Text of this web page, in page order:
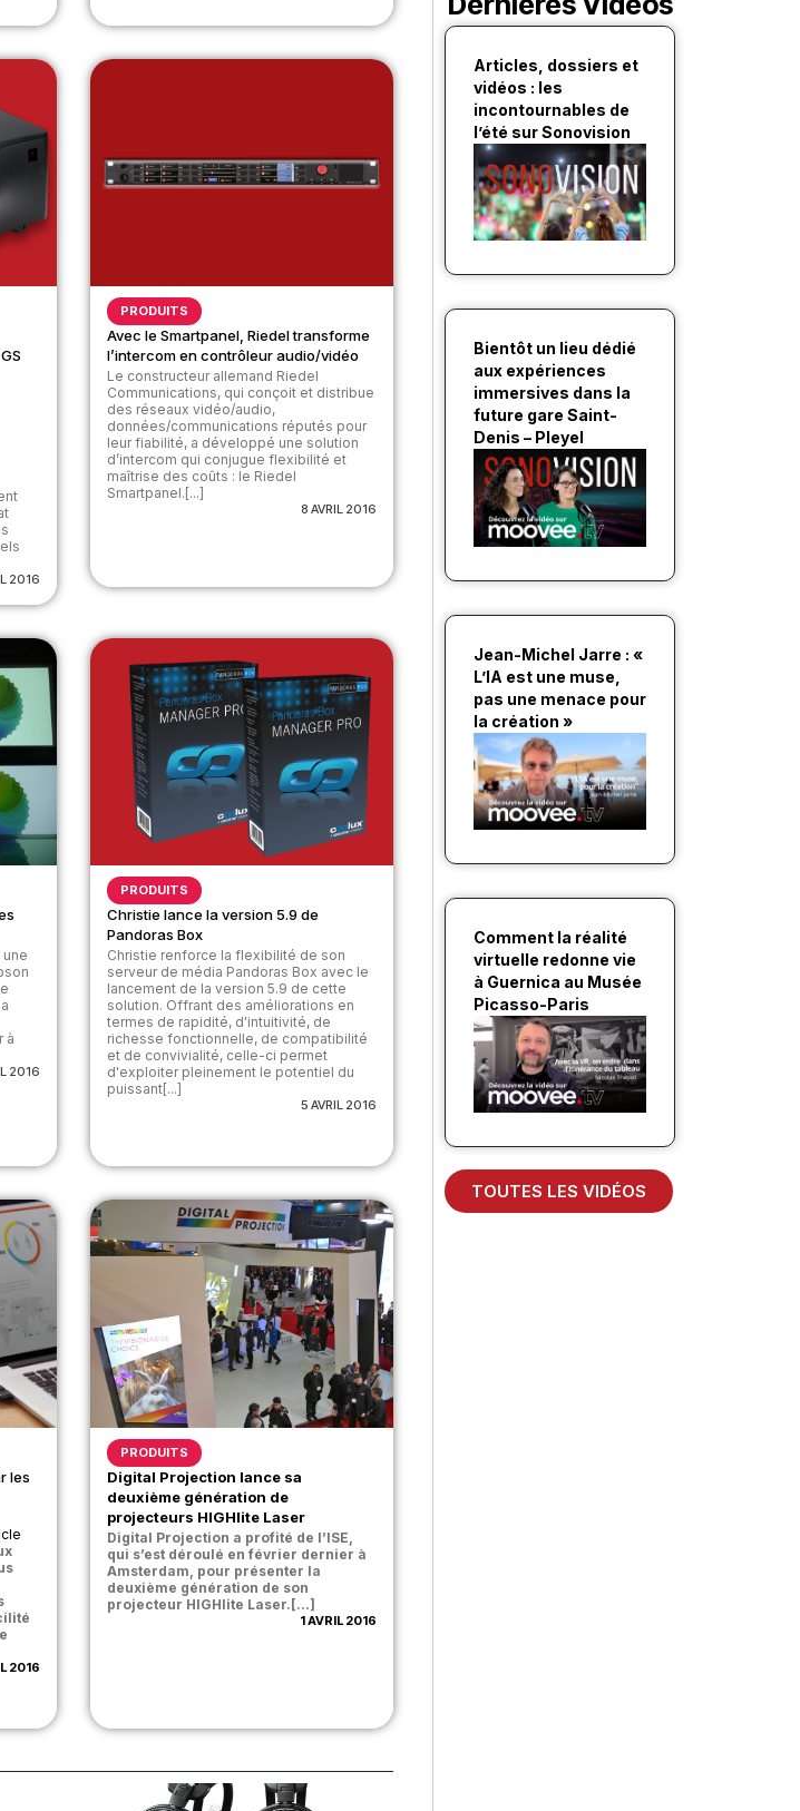
2016
PRODUITS
Avec le Smartpanel, Riedel transforme
l’intercom en contrôleur audio/vidéo
Le constructeur allemand Riedel
Communications, qui conçoit et distribue
des réseaux vidéo/audio,
données/communications réputés pour
leur fiabilité, a développé une solution
d’intercom qui conjugue flexibilité et
maîtrise des coûts : le Riedel
Smartpanel.[...]
8 AVRIL 2016
à
2016
PRODUITS
Christie lance la version 5.9 de
Pandoras Box
Christie renforce la flexibilité de son
serveur de média Pandoras Box avec le
lancement de la version 5.9 de cette
solution. Offrant des améliorations en
termes de rapidité, d'intuitivité, de
richesse fonctionnelle, de compatibilité
et de convivialité, celle-ci permet
d'exploiter pleinement le potentiel du
puissant[...]
5 AVRIL 2016
les
2016
PRODUITS
Digital Projection lance sa
deuxième génération de
projecteurs HIGHlite Laser
Digital Projection a profité de l’ISE,
qui s’est déroulé en février dernier à
Amsterdam, pour présenter la
deuxième génération de son
projecteur HIGHlite Laser.[...]
1 AVRIL 2016
Articles, dossiers et
vidéos : les
incontournables de
l’été sur Sonovision
Bientôt un lieu dédié
aux expériences
immersives dans la
future gare Saint-
Denis – Pleyel
Jean-Michel Jarre : «
L’IA est une muse,
pas une menace pour
la création »
Comment la réalité
virtuelle redonne vie
à Guernica au Musée
Picasso-Paris
TOUTES LES VIDÉOS